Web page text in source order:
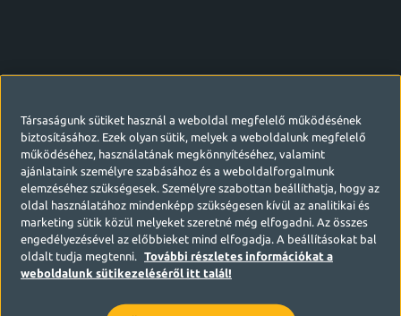
Társaságunk sütiket használ a weboldal megfelelő működésének
biztosításához. Ezek olyan sütik, melyek a weboldalunk megfelelő
működéséhez, használatának megkönnyítéséhez, valamint
ajánlataink személyre szabásához és a weboldalforgalmunk
elemzéséhez szükségesek. Személyre szabottan beállíthatja, hogy az
oldal használatához mindenképp szükségesen kívül az analitikai és
marketing sütik közül melyeket szeretné még elfogadni. Az összes
engedélyezésével az előbbieket mind elfogadja. A beállításokat bal
oldalt tudja megtenni.
További részletes információkat a
weboldalunk sütikezeléséről itt talál!